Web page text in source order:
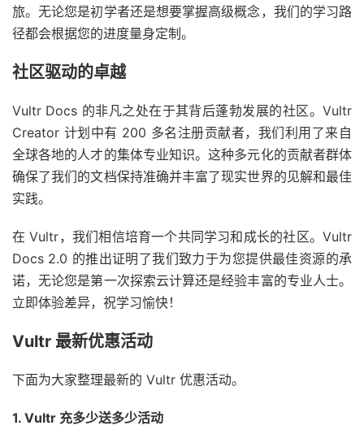
旅。无论您是初学者还是想要掌握高级概念，我们的学习路
径都会根据您的进度量身定制。
社区驱动的卓越
Vultr Docs 的非凡之处在于其背后蓬勃发展的社区。Vultr
Creator 计划中有 200 多名注册贡献者，我们利用了来自
全球各地的人才的集体专业知识。这种多元化的贡献者群体
确保了我们的文档保持准确并丰富了现实世界的见解和最佳
实践。
在 Vultr，我们相信培育一个共同学习和成长的社区。Vultr
Docs 2.0 的推出证明了我们致力于为您提供最佳资源的承
诺，无论您是第一次探索云计算还是经验丰富的专业人士。
立即体验差异，祝学习愉快！
Vultr 最新优惠活动
下面为大家整理最新的 Vultr 优惠活动。
1. Vultr 充多少送多少活动